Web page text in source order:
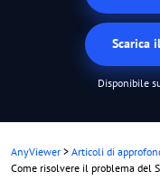
Scarica
Disponibile
AnyViewer > Articoli di
Come risolvere il problema del